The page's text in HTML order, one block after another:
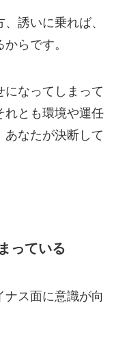
誘いに乗れば、
らです。
になってしまって
れとも環境や運任
あなたが決断して
っている
ス面に意識が向